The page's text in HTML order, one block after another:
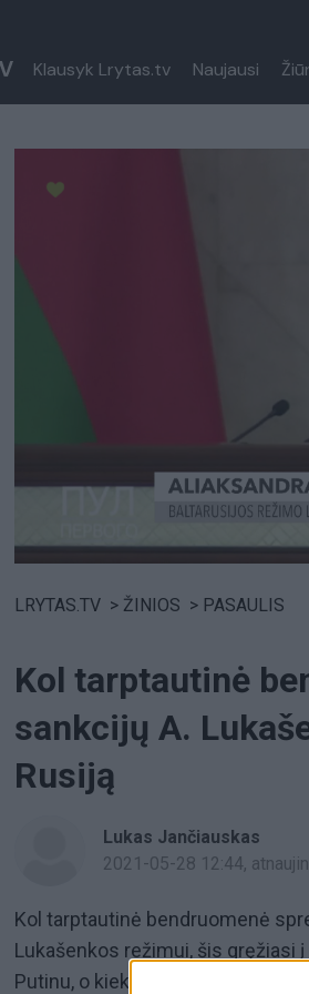
Klausyk Lrytas.tv Naujausi
LRYTAS.TV > ŽINIOS > PASAULIS
Kol tarptautinė
sankcijų A.
Rusiją
Lukas Jančiauskas
2021-05-28 12:44,
Kol tarptautinė bendruomenė
Lukašenkos režimui, šis gręžiasi
Putinu, o kiek anksčiau